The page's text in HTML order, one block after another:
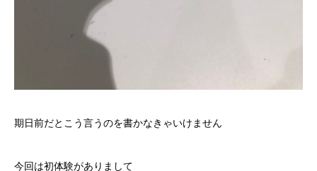
期日前だとこう言うのを書かなきゃいけません
今回は初体験がありまして